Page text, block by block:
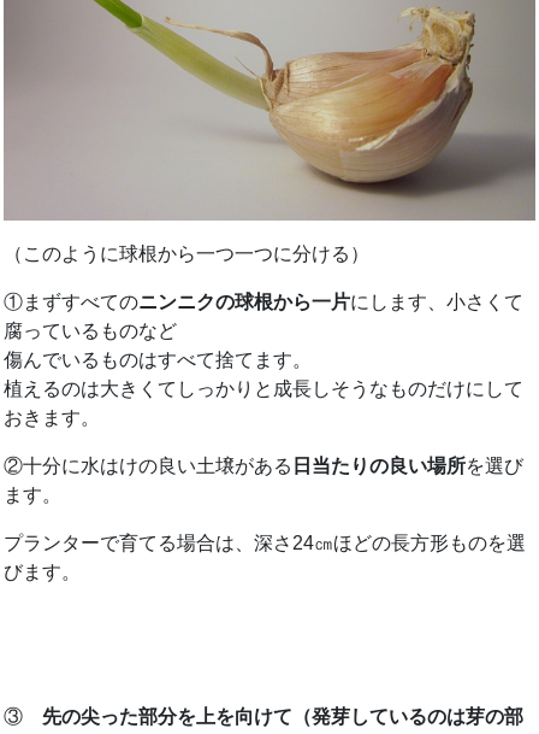
（このように球根から一つ一つに分ける）
①まずすべてのニンニクの球根から一片にします、小さくて
腐っているものなど
傷んでいるものはすべて捨てます。
植えるのは大きくてしっかりと成長しそうなものだけにして
おきます。
②十分に水はけの良い土壌がある 日当たりの良い場所を選び
ます。
プランターで育てる場合は、深さ24㎝ほどの長方形ものを選
びます。
③ 先の尖った部分を上を向けて（発芽しているのは芽の部